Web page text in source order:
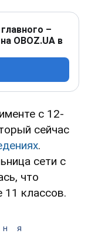
–
OBOZ.UA в
с 12-
сейчас
.
сети с
что
11 классов.